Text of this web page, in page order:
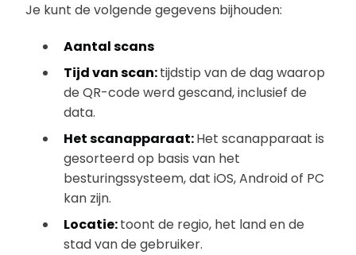
Je kunt de volgende gegevens bijhouden:
Aantal scans
Tijd van scan:tijdstip van de dag waarop
de QR-code werd gescand, inclusief de
data.
Het scanapparaat:Het scanapparaat is
gesorteerd op basis van het
besturingssysteem, dat iOS, Android of PC
kan zijn.
Locatie:toont de regio, het land en de
stad van de gebruiker.